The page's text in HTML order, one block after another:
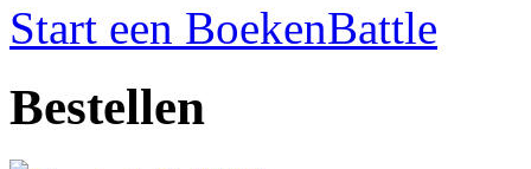
Start een BoekenBattle
Bestellen